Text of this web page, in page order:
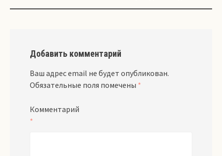
Добавить комментарий
Ваш адрес email не будет опубликован.
Обязательные поля помечены *
Комментарий
*